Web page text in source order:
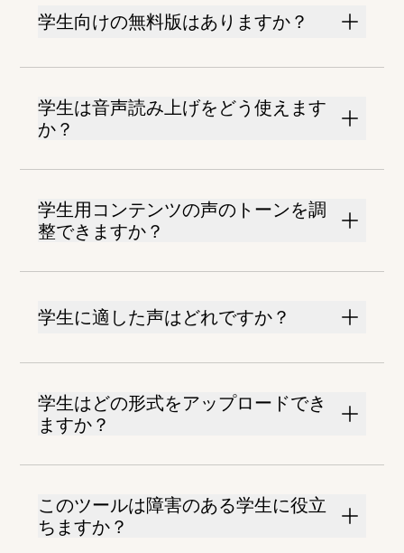
学生向けの無料版はありますか？
学生は音声読み上げをどう使えます
か？
学生用コンテンツの声のトーンを調
整できますか？
学生に適した声はどれですか？
学生はどの形式をアップロードでき
ますか？
このツールは障害のある学生に役立
ちますか？